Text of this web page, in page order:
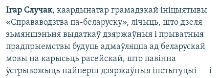
Ігар Случак, каардынатар грамадзкай ініцыятывы
«Справаводзтва па-беларуску», лічыць, што дзеля
зьмяншэньня выдаткаў дзяржаўныя і прыватныя
прадпрыемствы будуць адмаўляцца ад беларускай
мовы на карысьць расейскай, што павінна
ўстрывожыць найперш дзяржаўныя інстытуцыі — і